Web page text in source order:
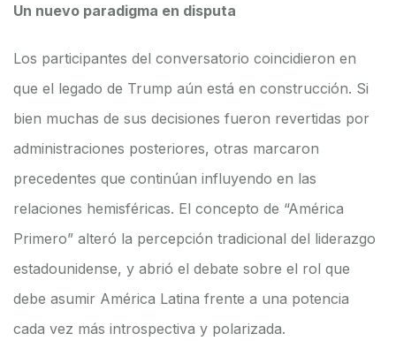
Un nuevo paradigma en disputa
Los participantes del conversatorio coincidieron en
que el legado de Trump aún está en construcción. Si
bien muchas de sus decisiones fueron revertidas por
administraciones posteriores, otras marcaron
precedentes que continúan influyendo en las
relaciones hemisféricas. El concepto de “América
Primero” alteró la percepción tradicional del liderazgo
estadounidense, y abrió el debate sobre el rol que
debe asumir América Latina frente a una potencia
cada vez más introspectiva y polarizada.